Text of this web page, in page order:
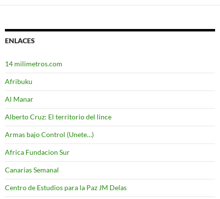
ENLACES
14 milimetros.com
Afribuku
Al Manar
Alberto Cruz: El territorio del lince
Armas bajo Control (Unete…)
Africa Fundacion Sur
Canarias Semanal
Centro de Estudios para la Paz JM Delas